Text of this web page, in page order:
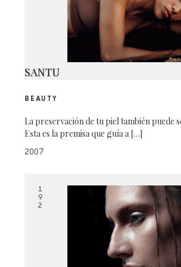
SANTU
BEAUTY
La preservación de tu piel también puede
Esta es la premisa que guía a […]
2007
1
9
2